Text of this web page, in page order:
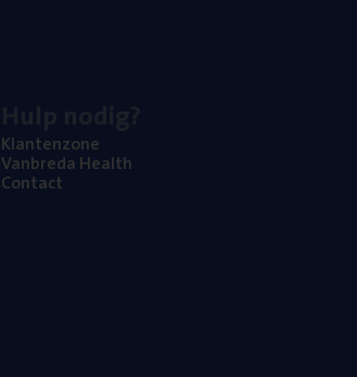
Klan­ten­zo­ne
Van­b­re­da Health
Con­tact